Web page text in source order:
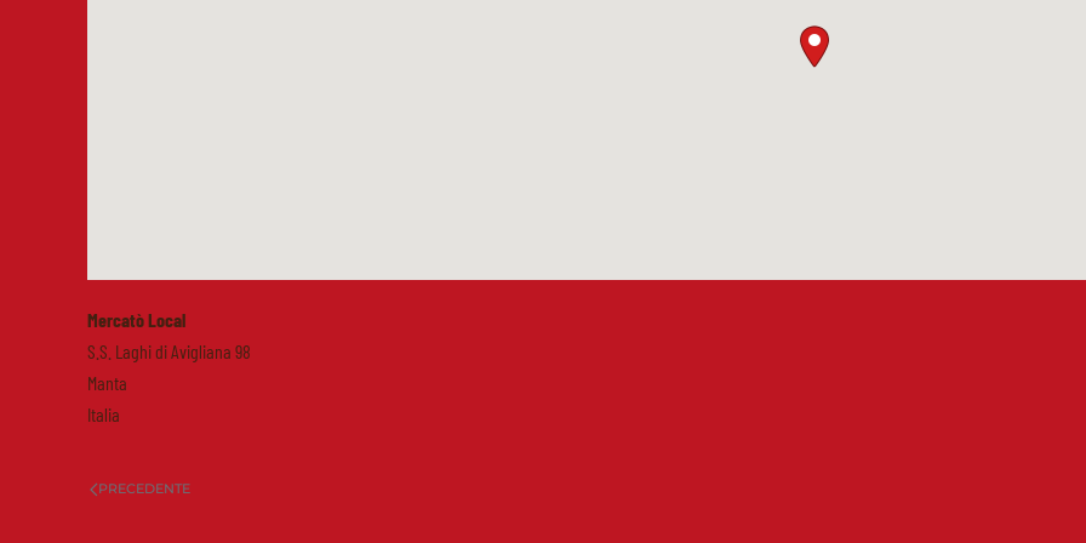
Mercatò Local
S.S. Laghi di Avigliana 98
Manta
Italia
PRECEDENTE